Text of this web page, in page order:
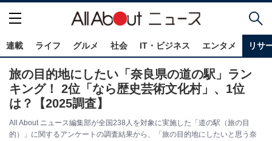
連載 ライフ グルメ 社会 IT・ビジネス エンタメ リサ
旅の目的地にしたい「奈良県の道の駅」ラン
キング！ 2位「なら歴史芸術文化村」、1位
は？【2025調査】
All About ニュース編集部が全国238人を対象に実施した「道の駅（旅の目
的）」に関するアンケートの調査結果から、「旅の目的地にしたいと思う奈